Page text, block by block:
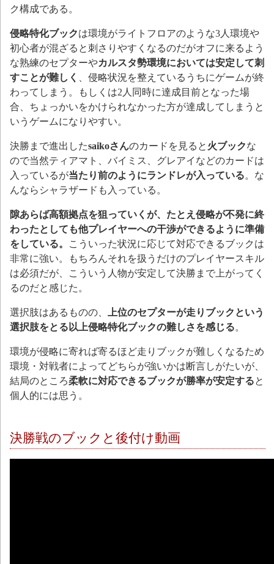
ク構成である。
侵略特化ブックは環境がライトフロアのような3人環境や
初心者が混ざると刺さりやすくなるのだがオフに来るよう
な熟練のセプターやカルスタ勢環境においては安定して刺
すことが難しく
、侵略状況を整えているうちにゲームが終
わってしまう。もしくは2人同時に達成目前となった場
合、ちょっかいをかけられなかった方が達成してしまうと
いうゲームになりやすい。
決勝まで進出したsaikoさんのカードを見ると 火ブックな
ので当然ティアマト、バイミス、グレアイなどのカードは
入っているが当たり前のようにランドレが入っている。な
んならシャラザードも入っている。
隙あらば高額拠点を狙っていくが、たとえ侵略が不発に終
わったとしても他プレイヤーへの干渉ができるように準備
をしている。
こういった状況に応じて対応できるブックは
非常に強い。もちろんそれを扱うだけのプレイヤースキル
は必須だが、こういう人物が安定して決勝まで上がってく
るのだと感じた。
選択肢はあるものの、
上位のセプターが走りブックという
選択肢をとる以上侵略特化ブックの難しさを感じる。
環境が侵略に寄れば寄るほど走りブックが難しくなるため
環境・対戦者によってどちらが強いかは断言しがたいが、
結局のところ柔軟に対応できるブックが勝率が安定すると
個人的には思う。
決勝戦のブックと後付け動画